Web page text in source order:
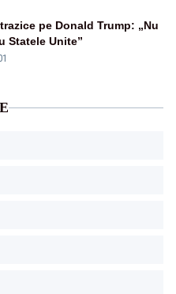
pe Donald Trump: „Nu
Statele Unite”